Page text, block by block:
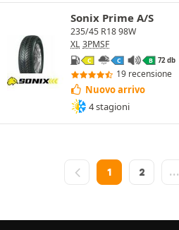
Sonix Prime A/S
235/45 R18 98W
XL 3PMSF
C C B 72 db
19 recensione
Nuovo arrivo
4 stagioni
1 2 …